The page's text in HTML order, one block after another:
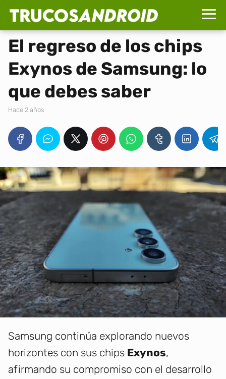
El regreso de los chips
Exynos de Samsung: lo
que debes saber
hace 2 años
Samsung continúa explorando nuevos
horizontes con sus chips Exynos,
afirmando su compromiso con el desarrollo